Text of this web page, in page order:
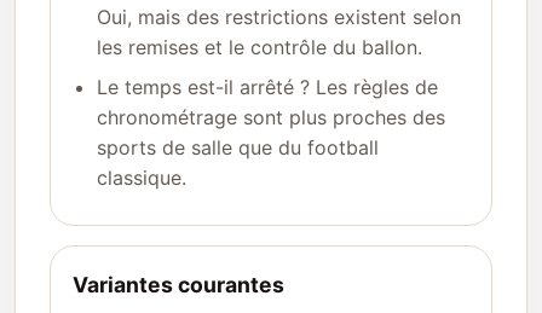
Oui, mais des restrictions existent selon
les remises et le contrôle du ballon.
Le temps est-il arrêté ? Les règles de
chronométrage sont plus proches des
sports de salle que du football
classique.
Variantes courantes